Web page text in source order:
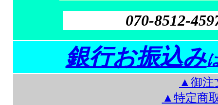
070-8512-
銀行お振込み
▲御注
▲特定商